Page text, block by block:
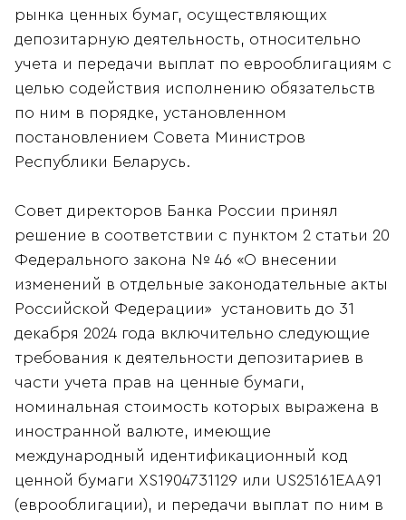
рынка ценных бумаг, осуществляющих
депозитарную деятельность, относительно
учета и передачи выплат по еврооблигациям с
целью содействия исполнению обязательств
по ним в порядке, установленном
постановлением Совета Министров
Республики Беларусь.
Совет директоров Банка России принял
решение в соответствии с пунктом 2 статьи 20
Федерального закона № 46 «О внесении
изменений в отдельные законодательные акты
Российской Федерации» установить до 31
декабря 2024 года включительно следующие
требования к деятельности депозитариев в
части учета прав на ценные бумаги,
номинальная стоимость которых выражена в
иностранной валюте, имеющие
международный идентификационный код
ценной бумаги XS1904731129 или US25161EАА91
(еврооблигации), и передачи выплат по ним в